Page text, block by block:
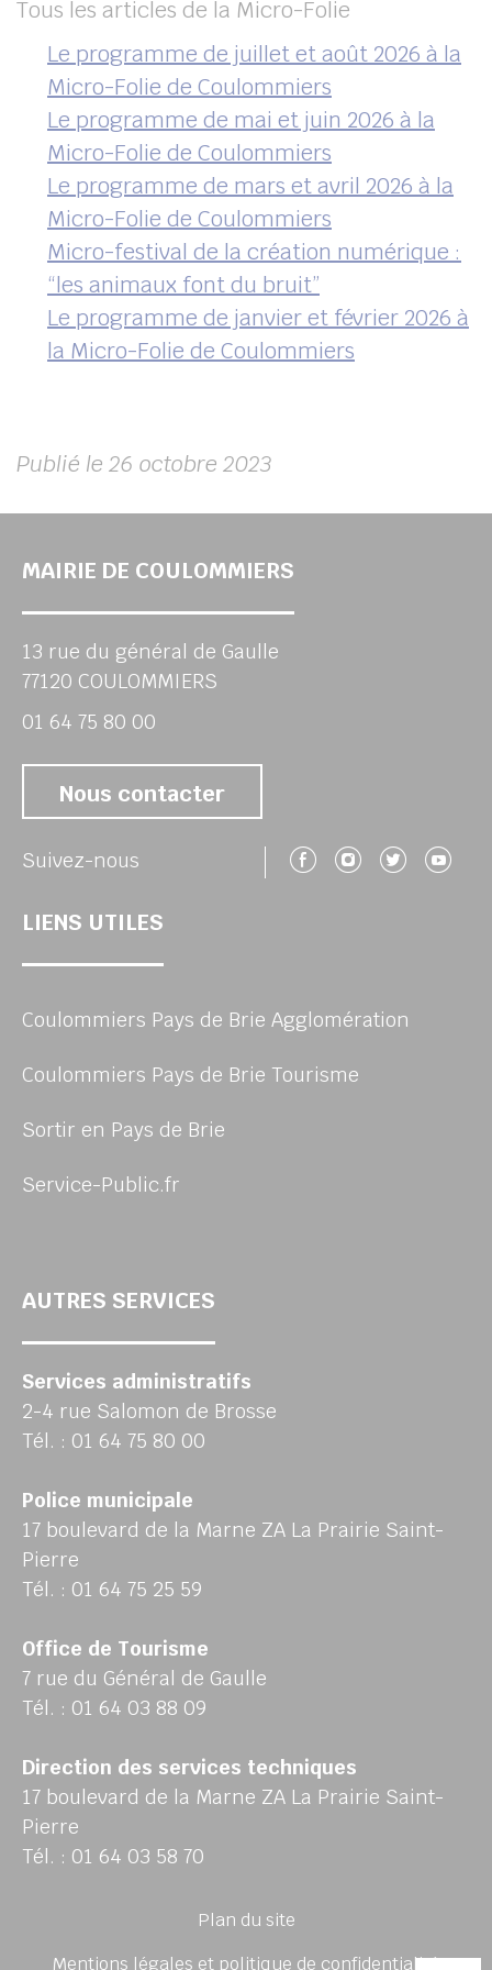
Tous les articles de la Micro-Folie
Le programme de juillet et août 2026 à la
Micro-Folie de Coulommiers
Le programme de mai et juin 2026 à la
Micro-Folie de Coulommiers
Le programme de mars et avril 2026 à la
Micro-Folie de Coulommiers
Micro-festival de la création numérique :
“les animaux font du bruit”
Le programme de janvier et février 2026 à
la Micro-Folie de Coulommiers
Publié le 26 octobre 2023
MAIRIE DE COULOMMIERS
13 rue du général de Gaulle
77120 COULOMMIERS
01 64 75 80 00
Nous contacter
Suivez-nous Suivez-nous
Suivez-
LIENS UTILES
Coulommiers Pays de Brie Agglomération
Coulommiers Pays de Brie Tourisme
Sortir en Pays de Brie
Service-Public.fr
AUTRES SERVICES
Services administratifs
2-4 rue Salomon de Brosse
Tél. : 01 64 75 80 00
Police municipale
17 boulevard de la Marne ZA La Prairie Saint-
Pierre
Tél. : 01 64 75 25 59
Office de Tourisme
7 rue du Général de Gaulle
Tél. : 01 64 03 88 09
Direction des services techniques
17 boulevard de la Marne ZA La Prairie Saint-
Pierre
Tél. : 01 64 03 58 70
Plan du site
Mentions légales et politique de confidentialité